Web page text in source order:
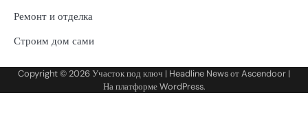
Ремонт и отделка
Строим дом сами
Copyright © 2026Участок под ключ | Headline News отAscendoor |
На платформеWordPress.